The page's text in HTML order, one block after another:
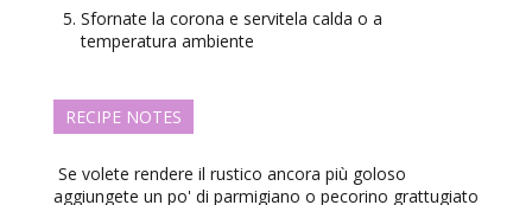
Sfornate la corona e servitela calda o a
temperatura ambiente
RECIPE NOTES
Se volete rendere il rustico ancora più goloso
aggiungete un po' di parmigiano o pecorino grattugiato